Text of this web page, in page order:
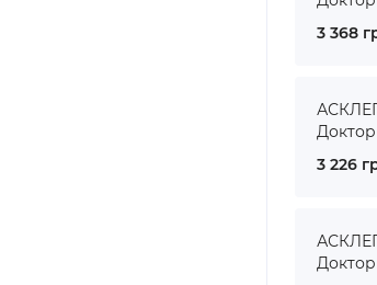
3 368
3 226